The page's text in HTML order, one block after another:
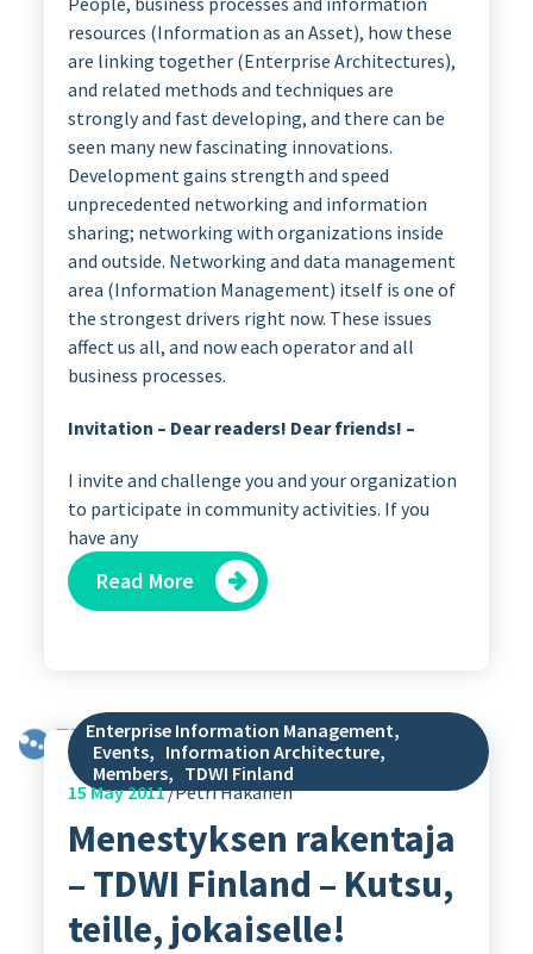
resources (Information as an Asset), how these
are linking together (Enterprise Architectures),
and related methods and techniques are
strongly and fast developing, and there can be
seen many new fascinating innovations.
Development gains strength and speed
unprecedented networking and information
sharing; networking with organizations inside
and outside. Networking and data management
area (Information Management) itself is one of
the strongest drivers right now. These issues
affect us all, and now each operator and all
business processes.
Invitation – Dear readers! Dear friends! –
I invite and challenge you and your organization
to participate in community activities. If you
have any
Read More
Enterprise Information Management,
Events, Information Architecture,
Members, TDWI Finland
15May 2011 Petri Hakanen
Menestyksen rakentaja
– TDWI Finland – Kutsu,
teille, jokaiselle!